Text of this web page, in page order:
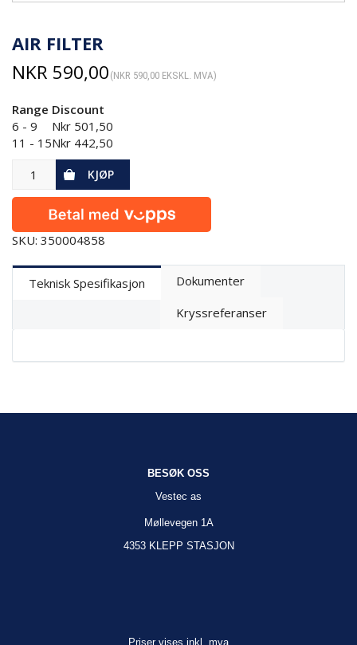
AIR FILTER
NKR 590,00 (NKR 590,00 EKSKL. MVA)
Range Discount
6 - 9
Nkr 501,50
11 - 15Nkr 442,50
KJØP
SKU: 350004858
Teknisk Spesifikasjon
Dokumenter
Kryssreferanser
BESØK OSS
Vestec as
Møllevegen 1A
4353 KLEPP STASJON
Priser vises inkl. mva